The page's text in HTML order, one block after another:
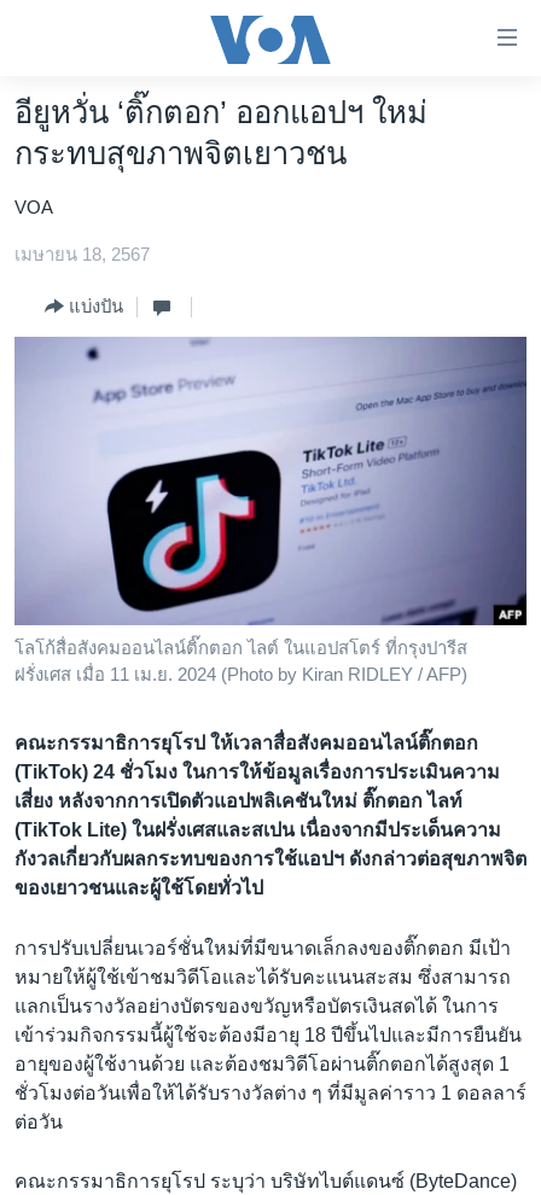
ต่อ
ไป
เนื้อหา
ข้าม
หน้าหลัก
โลก
เอเชีย
สหรัฐฯ
ไทย
ธุรกิจ
วิทยาศาสตร์
ตรวจสอบข่าว
เรียนรู้ภาษาอังกฤษ
ติดตามเรา
เลือกภาษา
อียูหวั่น ‘ติ๊กตอก’ ออกแอปฯ ใหม่
กระทบสุขภาพจิตเยาวชน
VOA
เมษายน 18, 2567
แบ่งปัน
โลโก้สื่อสังคมออนไลน์ติ๊กตอก ไลต์ ในแอปสโตร์ ที่กรุงปารีส
ฝรั่งเศส เมื่อ 11 เม.ย. 2024 (Photo by Kiran RIDLEY / AFP)
คณะกรรมาธิการยุโรป ให้เวลาสื่อสังคมออนไลน์ติ๊กตอก
(TikTok) 24 ชั่วโมง ในการให้ข้อมูลเรื่องการประเมินความ
เสี่ยง หลังจากการเปิดตัวแอปพลิเคชันใหม่ ติ๊กตอก ไลท์
(TikTok Lite) ในฝรั่งเศสและสเปน เนื่องจากมีประเด็นความ
กังวลเกี่ยวกับผลกระทบของการใช้แอปฯ ดังกล่าวต่อสุขภาพจิต
ของเยาวชนและผู้ใช้โดยทั่วไป
การปรับเปลี่ยนเวอร์ชั่นใหม่ที่มีขนาดเล็กลงของติ๊กตอก มีเป้า
หมายให้ผู้ใช้เข้าชมวิดีโอและได้รับคะแนนสะสม ซึ่งสามารถ
แลกเป็นรางวัลอย่างบัตรของขวัญหรือบัตรเงินสดได้ ในการ
เข้าร่วมกิจกรรมนี้ผู้ใช้จะต้องมีอายุ 18 ปีขึ้นไปและมีการยืนยัน
อายุของผู้ใช้งานด้วย และต้องชมวิดีโอผ่านติ๊กตอกได้สูงสุด 1
ชั่วโมงต่อวันเพื่อให้ได้รับรางวัลต่าง ๆ ที่มีมูลค่าราว 1 ดอลลาร์
ต่อวัน
คณะกรรมาธิการยุโรป ระบุว่า บริษัทไบต์แดนซ์ (ByteDance)